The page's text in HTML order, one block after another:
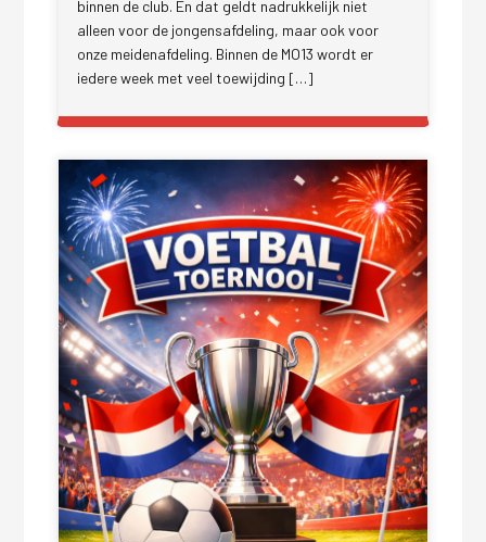
binnen de club. En dat geldt nadrukkelijk niet
alleen voor de jongensafdeling, maar ook voor
onze meidenafdeling. Binnen de MO13 wordt er
iedere week met veel toewijding […]